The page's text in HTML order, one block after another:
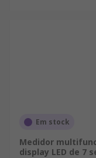
Em stock
Medidor
display LED de 7